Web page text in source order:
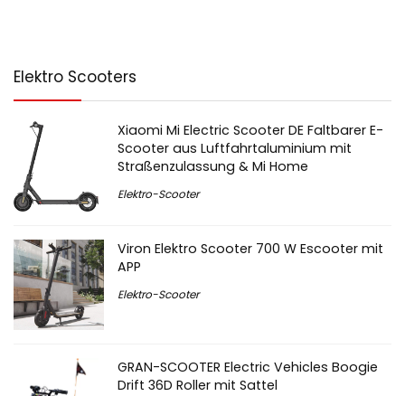
Elektro Scooters
Xiaomi Mi Electric Scooter DE Faltbarer E-
Scooter aus Luftfahrtaluminium mit
Straßenzulassung & Mi Home
Elektro-Scooter
Viron Elektro Scooter 700 W Escooter mit
APP
Elektro-Scooter
GRAN-SCOOTER Electric Vehicles Boogie
Drift 36D Roller mit Sattel